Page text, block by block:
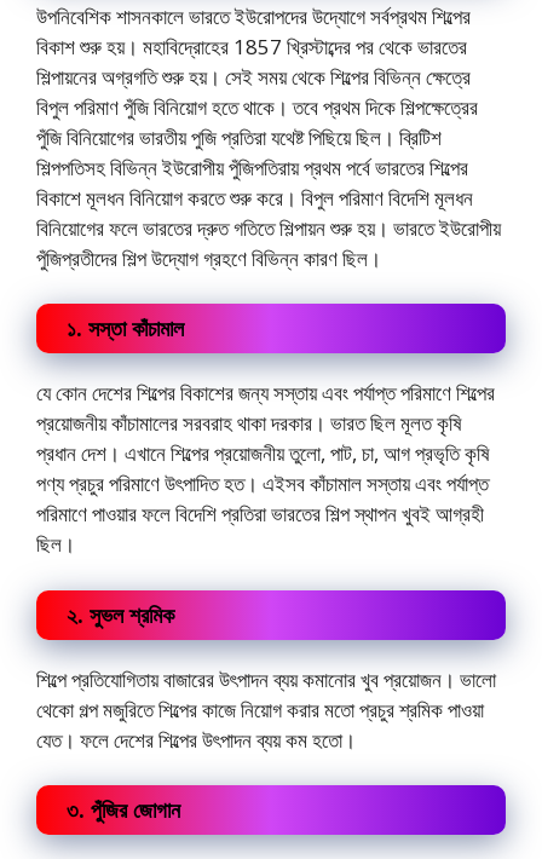
উপনিবেশিক শাসনকালে ভারতে ইউরোপদের উদ্যোগে সর্বপ্রথম শিল্পের
বিকাশ শুরু হয়। মহাবিদ্রোহের 1857 খ্রিস্টাব্দের পর থেকে ভারতের
শিল্পায়নের অগ্রগতি শুরু হয়। সেই সময় থেকে শিল্পের বিভিন্ন ক্ষেত্রে
বিপুল পরিমাণ পুঁজি বিনিয়োগ হতে থাকে। তবে প্রথম দিকে শিল্পক্ষেত্রের
পুঁজি বিনিয়োগের ভারতীয় পুজি প্রতিরা যথেষ্ট পিছিয়ে ছিল। ব্রিটিশ
শিল্পপতিসহ বিভিন্ন ইউরোপীয় পুঁজিপতিরায় প্রথম পর্বে ভারতের শিল্পের
বিকাশে মূলধন বিনিয়োগ করতে শুরু করে। বিপুল পরিমাণ বিদেশি মূলধন
বিনিয়োগের ফলে ভারতের দ্রুত গতিতে শিল্পায়ন শুরু হয়। ভারতে ইউরোপীয়
পুঁজিপ্রতীদের শিল্প উদ্যোগ গ্রহণে বিভিন্ন কারণ ছিল।
১. সস্তা কাঁচামাল
যে কোন দেশের শিল্পের বিকাশের জন্য সস্তায় এবং পর্যাপ্ত পরিমাণে শিল্পের
প্রয়োজনীয় কাঁচামালের সরবরাহ থাকা দরকার। ভারত ছিল মূলত কৃষি
প্রধান দেশ। এখানে শিল্পের প্রয়োজনীয় তুলো, পাট, চা, আগ প্রভৃতি কৃষি
পণ্য প্রচুর পরিমাণে উৎপাদিত হত। এইসব কাঁচামাল সস্তায় এবং পর্যাপ্ত
পরিমাণে পাওয়ার ফলে বিদেশি প্রতিরা ভারতের শিল্প স্থাপন খুবই আগ্রহী
ছিল।
২. সুভল শ্রমিক
শিল্পে প্রতিযোগিতায় বাজারের উৎপাদন ব্যয় কমানোর খুব প্রয়োজন। ভালো
থেকো গল্প মজুরিতে শিল্পের কাজে নিয়োগ করার মতো প্রচুর শ্রমিক পাওয়া
যেত। ফলে দেশের শিল্পের উৎপাদন ব্যয় কম হতো।
৩. পুঁজির জোগান